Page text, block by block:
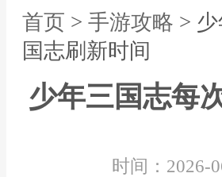
首页 > 手游攻略 >
国志刷新时间
少年三国志每
时间：2026-